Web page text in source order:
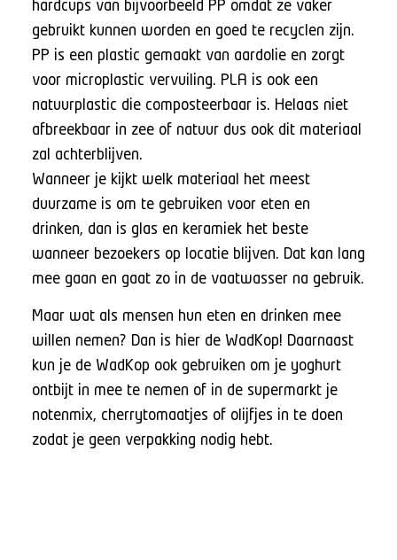
hardcups van bijvoorbeeld PP omdat ze vaker
gebruikt kunnen worden en goed te recyclen zijn.
PP is een plastic gemaakt van aardolie en zorgt
voor microplastic vervuiling. PLA is ook een
natuurplastic die composteerbaar is. Helaas niet
afbreekbaar in zee of natuur dus ook dit materiaal
zal achterblijven.
Wanneer je kijkt welk materiaal het meest
duurzame is om te gebruiken voor eten en
drinken, dan is glas en keramiek het beste
wanneer bezoekers op locatie blijven. Dat kan lang
mee gaan en gaat zo in de vaatwasser na gebruik.
Maar wat als mensen hun eten en drinken mee
willen nemen? Dan is hier de WadKop! Daarnaast
kun je de WadKop ook gebruiken om je yoghurt
ontbijt in mee te nemen of in de supermarkt je
notenmix, cherrytomaatjes of olijfjes in te doen
zodat je geen verpakking nodig hebt.